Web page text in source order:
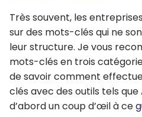
Très souvent, les
sur des mots-clés qui ne
leur structure. Je vous
mots-clés en trois
de savoir comment
clés avec des outils tels que
d’abord un coup d’œil à ce